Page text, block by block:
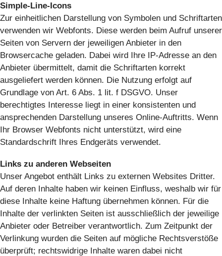
Simple-Line-Icons
Zur einheitlichen Darstellung von Symbolen und Schriftarten
verwenden wir Webfonts. Diese werden beim Aufruf unserer
Seiten von Servern der jeweiligen Anbieter in den
Browsercache geladen. Dabei wird Ihre IP-Adresse an den
Anbieter übermittelt, damit die Schriftarten korrekt
ausgeliefert werden können. Die Nutzung erfolgt auf
Grundlage von Art. 6 Abs. 1 lit. f DSGVO. Unser
berechtigtes Interesse liegt in einer konsistenten und
ansprechenden Darstellung unseres Online-Auftritts. Wenn
Ihr Browser Webfonts nicht unterstützt, wird eine
Standardschrift Ihres Endgeräts verwendet.
Links zu anderen Webseiten
Unser Angebot enthält Links zu externen Websites Dritter.
Auf deren Inhalte haben wir keinen Einfluss, weshalb wir für
diese Inhalte keine Haftung übernehmen können. Für die
Inhalte der verlinkten Seiten ist ausschließlich der jeweilige
Anbieter oder Betreiber verantwortlich. Zum Zeitpunkt der
Verlinkung wurden die Seiten auf mögliche Rechtsverstöße
überprüft; rechtswidrige Inhalte waren dabei nicht